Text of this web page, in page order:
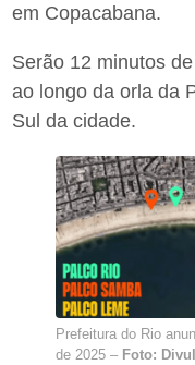
em Copacabana.
Serão 12 minutos
ao longo da orla da
Sul da cidade.
Prefeitura do Rio
de 2025 – Foto: